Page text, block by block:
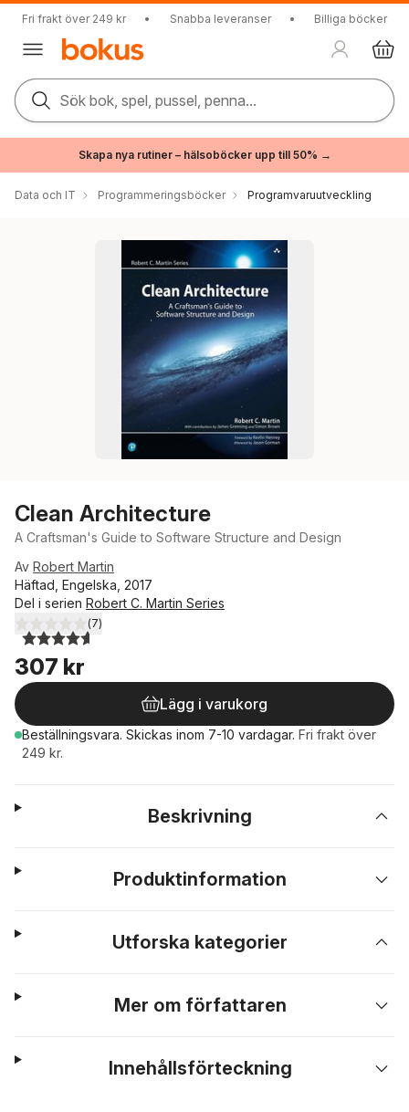
Fri frakt över 249 kr • Snabba leveranser • Billiga böcker
Sök bok, spel, pussel, penna...
Skapa nya rutiner – hälsoböcker upp till 50% →
Data och IT Programmeringsböcker Programvaruutveckling
Clean Architecture
A Craftsman's Guide to Software Structure and Design
Av Robert Martin
Häftad, Engelska, 2017
Del i serien Robert C. Martin Series
4,6utav 5 stjärnor. Totalt antal röster:
(7)
307 kr
Lägg i varukorg
Beställningsvara. Skickas inom 7-10 vardagar. Fri frakt över
249 kr.
Beskrivning
Produktinformation
Utforska kategorier
Mer om författaren
Innehållsförteckning